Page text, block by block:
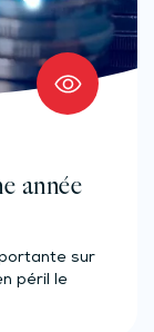
année
sur
péril le